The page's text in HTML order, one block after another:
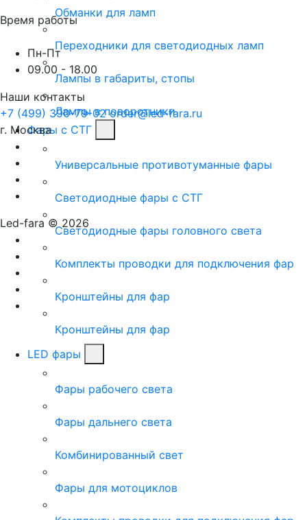
Обманки для ламп
Переходники для светодиодных ламп
Лампы в габариты, стопы
Лампы в поворотники
Фары с СТГ
Универсальные противотуманные фары
Светодиодные фары с СТГ
Светодиодные фары головного света
Комплекты проводки для подключения фар
Кронштейны для фар
Кронштейны для фар
LED фары
Фары рабочего света
Фары дальнего света
Комбинированный свет
Фары для мотоциклов
Время работы
Пн-Пт
09.00 - 18.00
Наши контакты
+7 (499) 390-79-02 order@led-fara.ru
г. Москва
Led-fara © 2026